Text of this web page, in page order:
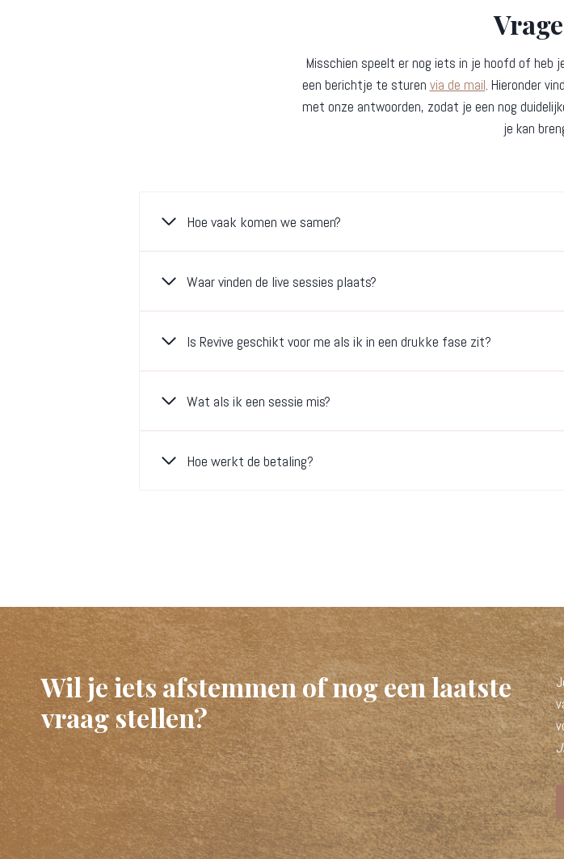
Misschien speelt er nog iets in je hoofd of heb
een berichtje te sturen via de mail. Hieronder
met onze antwoorden, zodat je een nog
je kan
Hoe vaak komen we samen?
Waar vinden de live sessies plaats?
Is Revive geschikt voor me als ik in een drukke fase zit?
Wat als ik een sessie mis?
Hoe werkt de betaling?
Wil je iets afstemmen of nog een laatste
vraag stellen?